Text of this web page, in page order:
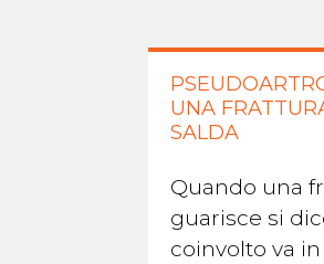
UNA
SALDA
Quando una
guarisce si
coinvolto va